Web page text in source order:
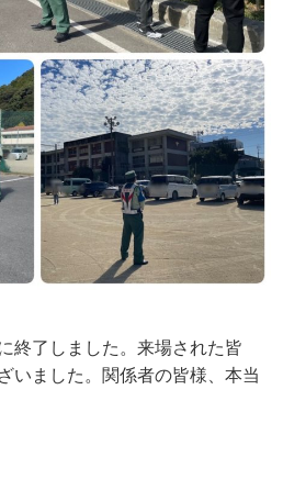
終了しました。来場された皆
いました。関係者の皆様、本当